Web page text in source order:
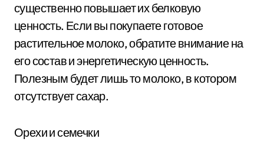
существенно повышает их белковую
ценность. Если вы покупаете готовое
растительное молоко, обратите внимание на
его состав и энергетическую ценность.
Полезным будет лишь то молоко, в котором
отсутствует сахар.
Орехи и семечки